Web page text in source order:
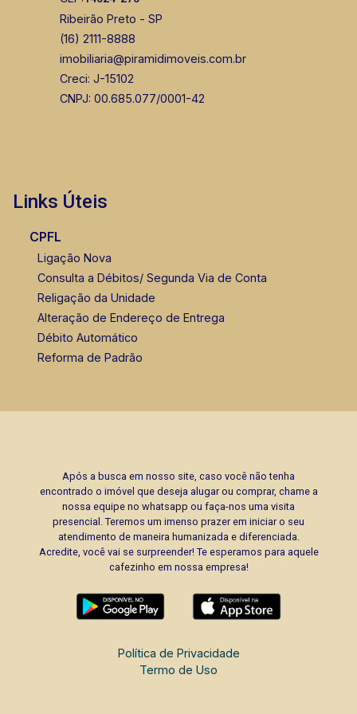
Ribeirão Preto - SP
(16) 2111-8888
imobiliaria@piramidimoveis.com.br
Creci: J-15102
CNPJ: 00.685.077/0001-42
Links Úteis
CPFL
Ligação Nova
Consulta a Débitos/ Segunda Via de Conta
Religação da Unidade
Alteração de Endereço de Entrega
Débito Automático
Reforma de Padrão
Após a busca em nosso site, caso você não tenha
encontrado o imóvel que deseja alugar ou comprar, chame a
nossa equipe no whatsapp ou faça-nos uma visita
presencial. Teremos um imenso prazer em iniciar o seu
atendimento de maneira humanizada e diferenciada.
Acredite, você vai se surpreender! Te esperamos para aquele
cafezinho em nossa empresa!
Política de Privacidade
Termo de Uso